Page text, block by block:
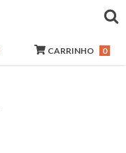
CARRINHO 0